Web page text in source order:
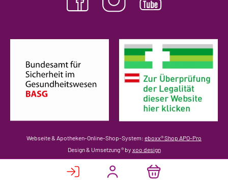
(öffnet in neuem Tab)
Webseite & Apotheken-Online-Shop-System: eboxx® Shop APO-Pro
Design & Umsetzung® by xoo design